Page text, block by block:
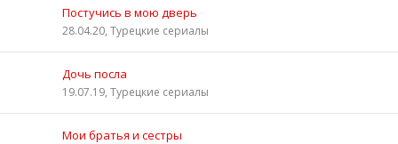
Постучись в мою дверь
28.04.20, Турецкие сериалы
Дочь посла
19.07.19, Турецкие сериалы
Мои братья и сестры